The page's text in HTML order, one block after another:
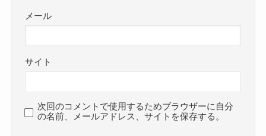
メール
サイト
次回のコメントで使用するためブラウザーに自分
の名前、メールアドレス、サイトを保存する。